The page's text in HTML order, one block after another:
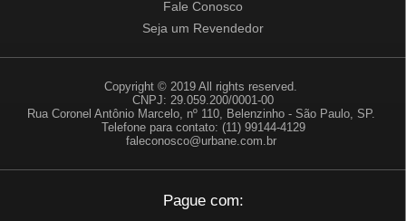
Fale Conosco
Seja um Revendedor
Copyright © 2019 All rights reserved.
CNPJ: 29.059.200/0001-00
Rua Coronel Antônio Marcelo, nº 110, Belenzinho - São Paulo, SP.
Telefone para contato: (11) 99144-4129
faleconosco@urbane.com.br
Pague com: